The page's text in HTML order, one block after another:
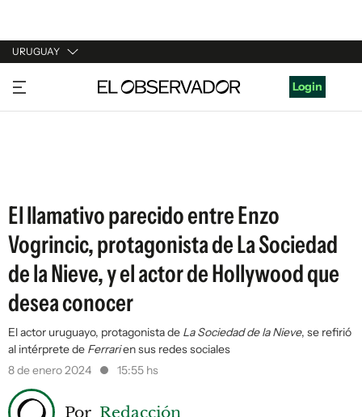
URUGUAY
URUGUAY
ARGENTINA
Login
El llamativo parecido entre Enzo
Vogrincic, protagonista de La Sociedad
de la Nieve, y el actor de Hollywood que
desea conocer
El actor uruguayo, protagonista de La Sociedad de la Nieve, se refirió
al intérprete de Ferrarien sus redes sociales
8 de enero 2024
15:55 hs
Por Redacción